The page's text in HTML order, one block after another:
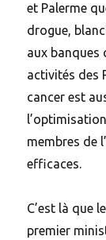
et Palerme
drogue,
aux banques
activités des
cancer est
membres de
efficaces.
C’est là que
premier